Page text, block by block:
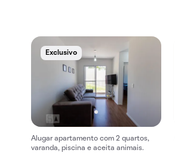
Exclusivo
Alugar apartamento com 2 quartos,
varanda, piscina e aceita animais.